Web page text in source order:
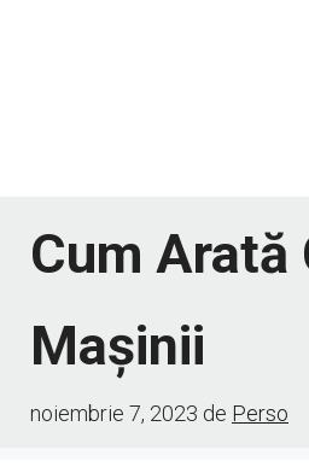
Cum Arată
Mașinii
noiembrie 7, 2023 de Perso